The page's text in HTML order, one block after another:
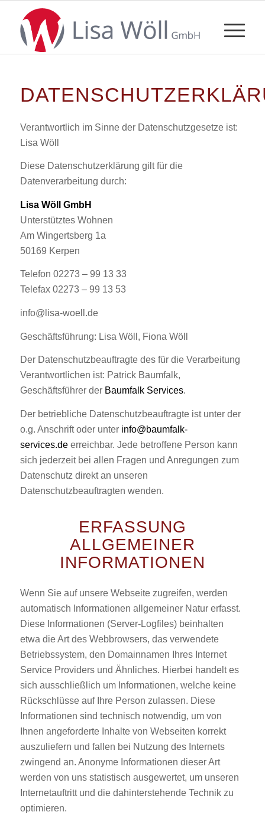
Verantwortlich im Sinne der Datenschutzgesetze ist:
Lisa Wöll
Diese Datenschutzerklärung gilt für die
Datenverarbeitung durch:
Lisa Wöll GmbH
Unterstütztes Wohnen
Am Wingertsberg 1a
50169 Kerpen
Telefon 02273 – 99 13 33
Telefax 02273 – 99 13 53
info@lisa-woell.de
Geschäftsführung: Lisa Wöll, Fiona Wöll
Der Datenschutzbeauftragte des für die Verarbeitung
Verantwortlichen ist: Patrick Baumfalk,
Geschäftsführer der Baumfalk Services.
Der betriebliche Datenschutzbeauftragte ist unter der
o.g. Anschrift oder unter info@baumfalk-
services.deerreichbar. Jede betroffene Person kann
sich jederzeit bei allen Fragen und Anregungen zum
Datenschutz direkt an unseren
Datenschutzbeauftragten wenden.
ERFASSUNG
ALLGEMEINER
INFORMATIONEN
Wenn Sie auf unsere Webseite zugreifen, werden
automatisch Informationen allgemeiner Natur erfasst.
Diese Informationen (Server-Logfiles) beinhalten
etwa die Art des Webbrowsers, das verwendete
Betriebssystem, den Domainnamen Ihres Internet
Service Providers und Ähnliches. Hierbei handelt es
sich ausschließlich um Informationen, welche keine
Rückschlüsse auf Ihre Person zulassen. Diese
Informationen sind technisch notwendig, um von
Ihnen angeforderte Inhalte von Webseiten korrekt
auszuliefern und fallen bei Nutzung des Internets
zwingend an. Anonyme Informationen dieser Art
werden von uns statistisch ausgewertet, um unseren
Internetauftritt und die dahinterstehende Technik zu
optimieren.